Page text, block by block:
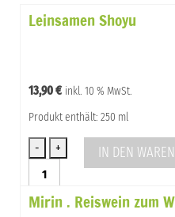
Leinsamen Shoyu
13,90€ inkl. 10 % MwSt.
Produkt enthält: 250 ml
Shoyu
Menge
IN DEN
Mirin . Reiswein zum